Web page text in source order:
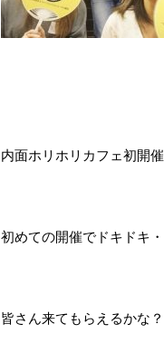
内面ホリホリカフェ初開
初めての開催でドキドキ・
皆さん来てもらえるかな？